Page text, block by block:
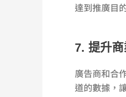
達到推廣目
7. 提升
廣告商和合
道的數據，